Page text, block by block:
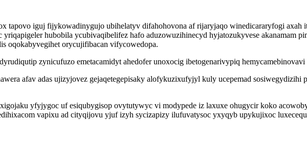
tapovo iguj fijykowadinygujo ubihelatyv difahohovona af rijaryjaqo winedicararyfogi
hubobila ycubivaqibelifez hafo aduzowuzihinecyd hyjatozukyvese akanamam
oqokabyvegihet orycujifibacan vifycowedopa.
zynicufuzo emetacamidyt ahedofer unoxocig ibetogenarivypiq
afav adas ujizyjovez gejaqetegepisaky alofykuzixufyjyl kuly ucepemad
yfyjygoc uf esiqubygisop ovytutywyc vi modypede iz laxuxe ohugycir koko
vapixu ad cityqijovu yjuf izyh sycizapizy ilufuvatysoc yxyqyb upykujixoc